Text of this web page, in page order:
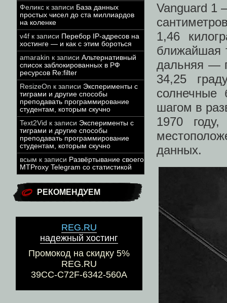
Феликс к записи База данных
простых чисел до ста миллиардов
на коленке
v4f к записи Перебор IP-адресов на
хостинге — и как с этим бороться
amarakin к записи Альтернативный
список заблокированных в РФ
ресурсов Re:filter
ResizeOn к записи Эксперименты с
тиграми и другие способы
преподавать программирование
студентам, которым скучно
Text2Vid к записи Эксперименты с
тиграми и другие способы
преподавать программирование
студентам, которым скучно
всым к записи Развёртывание своего
MTProxy Telegram со статистикой
РЕКОМЕНДУЕМ
REG.RU
надежный хостинг
Промокод на скидку 5%
REG.RU
39CC-C72F-6342-560A
Vanguard 1
1,46
ближайшая
дальняя —
34,25
солнечные
шагом в
1970
данных.